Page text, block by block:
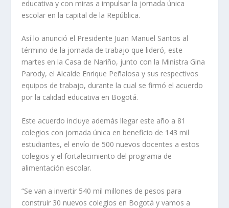
educativa y con miras a impulsar la jornada única
escolar en la capital de la República.
Así lo anunció el Presidente Juan Manuel Santos al
término de la jornada de trabajo que lideró, este
martes en la Casa de Nariño, junto con la Ministra Gina
Parody, el Alcalde Enrique Peñalosa y sus respectivos
equipos de trabajo, durante la cual se firmó el acuerdo
por la calidad educativa en Bogotá.
Este acuerdo incluye además llegar este año a 81
colegios con jornada única en beneficio de 143 mil
estudiantes, el envío de 500 nuevos docentes a estos
colegios y el fortalecimiento del programa de
alimentación escolar.
“Se van a invertir 540 mil millones de pesos para
construir 30 nuevos colegios en Bogotá y vamos a